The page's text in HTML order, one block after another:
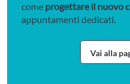
come progettare il nuovo
appuntamenti dedicati.
Vai alla